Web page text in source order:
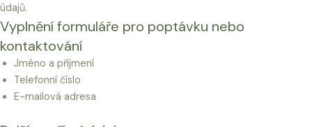
údajů.
Vyplnění formuláře pro poptávku nebo
kontaktování
Jméno a příjmení
Telefonní číslo
E-mailová adresa